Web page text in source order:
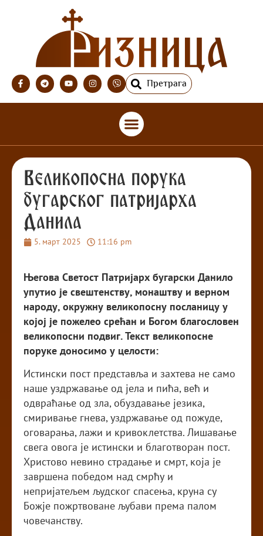
Претрага
Великопосна порука
бугарског патријарха
Данила
5. март 2025 11:16 pm
Његова Светост Патријарх бугарски Данило
упутио је свештенству, монаштву и верном
народу, окружну великопосну посланицу у
којој је пожелео срећан и Богом благословен
великопосни подвиг. Текст великопосне
поруке доносимо у целости:
Истински пост представља и захтева не само
наше уздржавање од јела и пића, већ и
одвраћање од зла, обуздавање језика,
смиривање гнева, уздржавање од пожуде,
оговарања, лажи и кривоклетства. Лишавање
свега овога је истински и благотворан пост.
Христово невино страдање и смрт, која је
завршена победом над смрћу и
непријатељем људског спасења, круна су
Божје пожртвоване љубави према палом
човечанству.